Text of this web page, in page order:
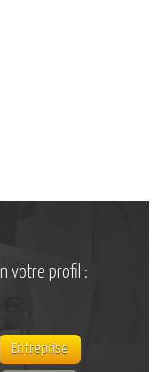
votre profil :
Entreprise